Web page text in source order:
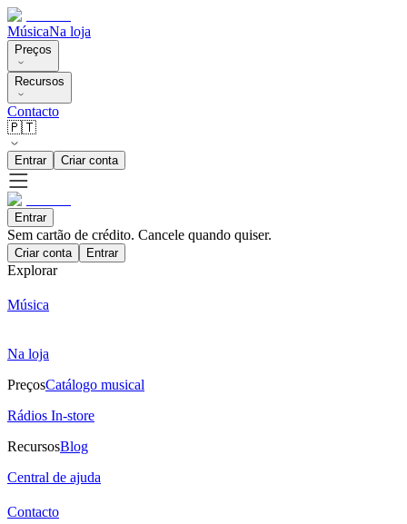
MúsicaNa loja
Preços
Recursos
Contacto
🇵🇹
Entrar Criar conta
Entrar
Sem cartão de crédito. Cancele quando quiser.
Criar conta Entrar
Explorar
Música
Na loja
PreçosCatálogo musical
Rádios In-store
RecursosBlog
Central de ajuda
Contacto